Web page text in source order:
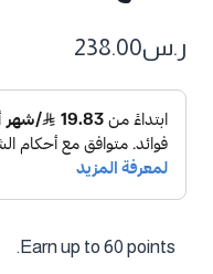
ر.س238.00
Earn up to 60 points.